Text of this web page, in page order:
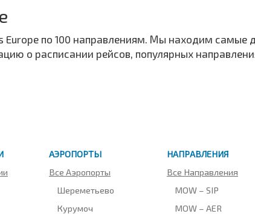
по 100 направлениям. Мы находим самые
о расписании рейсов, популярных
АЭРОПОРТЫ
Все Аэропорты
Шереметьево
Курумоч
НАПРАВЛЕНИЯ
Все Направления
MOW – SIP
MOW – AER